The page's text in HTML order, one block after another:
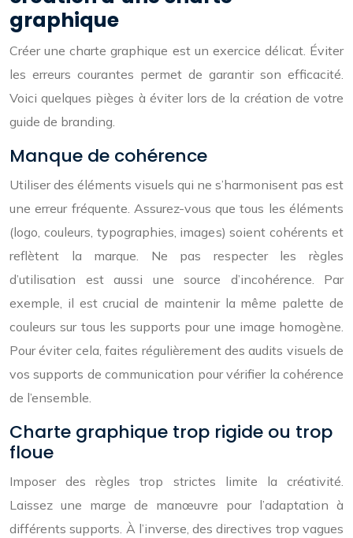
graphique
Créer une charte graphique est un exercice délicat. Éviter
les erreurs courantes permet de garantir son efficacité.
Voici quelques pièges à éviter lors de la création de votre
guide de branding.
Manque de cohérence
Utiliser des éléments visuels qui ne s’harmonisent pas est
une erreur fréquente. Assurez-vous que tous les éléments
(logo, couleurs, typographies, images) soient cohérents et
reflètent la marque. Ne pas respecter les règles
d’utilisation est aussi une source d’incohérence. Par
exemple, il est crucial de maintenir la même palette de
couleurs sur tous les supports pour une image homogène.
Pour éviter cela, faites régulièrement des audits visuels de
vos supports de communication pour vérifier la cohérence
de l’ensemble.
Charte graphique trop rigide ou trop
floue
Imposer des règles trop strictes limite la créativité.
Laissez une marge de manœuvre pour l’adaptation à
différents supports. À l’inverse, des directives trop vagues